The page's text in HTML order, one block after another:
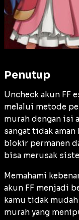
Penutup
Uncheck akun FF
melalui metode
murah dengan isi
sangat tidak aman
blokir permanen
bisa merusak
Memahami
akun FF menjadi
kamu tidak
murah yang